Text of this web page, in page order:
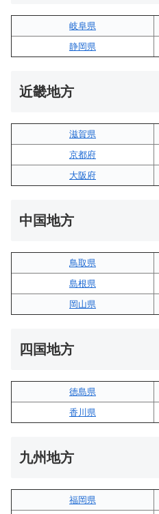
岐阜県
静岡県
近畿地方
滋賀県
京都府
大阪府
中国地方
鳥取県
島根県
岡山県
四国地方
徳島県
香川県
九州地方
福岡県